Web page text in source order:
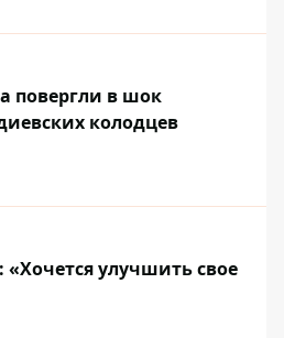
повергли в шок
колодцев
улучшить свое